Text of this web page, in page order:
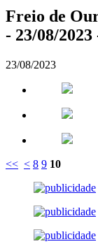
Freio de
- 23/08/
23/08/2023
<< < 8 9 10